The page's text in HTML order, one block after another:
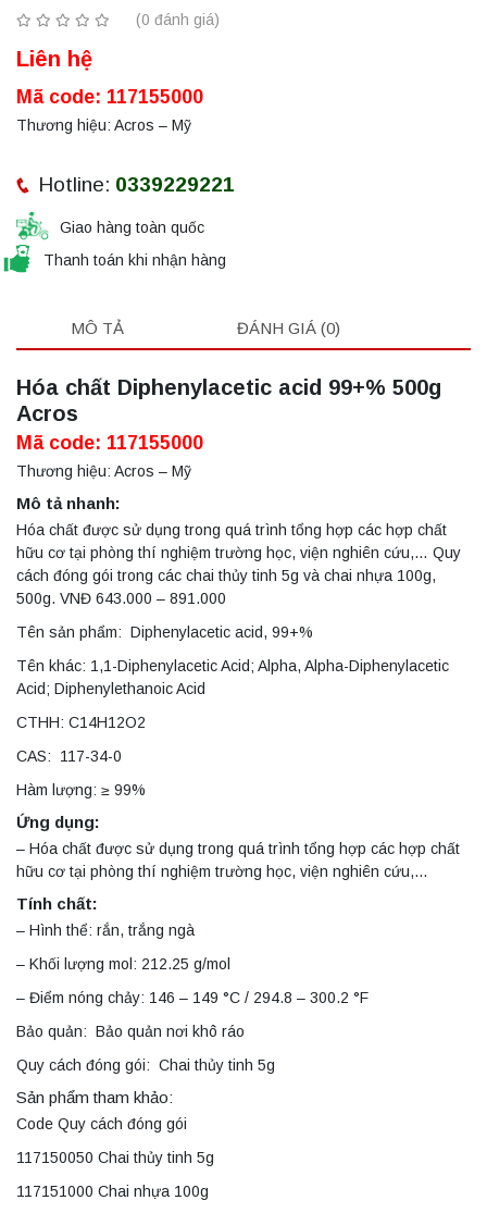
(0 đánh giá)
Liên hệ
Mã code: 117155000
Thương hiệu: Acros – Mỹ
Hotline: 0339229221
Giao hàng toàn quốc
Thanh toán khi nhận hàng
MÔ TẢ ĐÁNH GIÁ (0)
Hóa chất Diphenylacetic acid 99+% 500g
Acros
Mã code: 117155000
Thương hiệu: Acros – Mỹ
Mô tả nhanh:
Hóa chất được sử dụng trong quá trình tổng hợp các hợp chất
hữu cơ tại phòng thí nghiệm trường học, viện nghiên cứu,… Quy
cách đóng gói trong các chai thủy tinh 5g và chai nhựa 100g,
500g. VNĐ 643.000 – 891.000
Tên sản phẩm: Diphenylacetic acid, 99+%
Tên khác: 1,1-Diphenylacetic Acid; Alpha, Alpha-Diphenylacetic
Acid; Diphenylethanoic Acid
CTHH: C14H12O2
CAS: 117-34-0
Hàm lượng: ≥ 99%
Ứng dụng:
– Hóa chất được sử dụng trong quá trình tổng hợp các hợp chất
hữu cơ tại phòng thí nghiệm trường học, viện nghiên cứu,…
Tính chất:
– Hình thể: rắn, trắng ngà
– Khối lượng mol: 212.25 g/mol
– Điểm nóng chảy: 146 – 149 °C / 294.8 – 300.2 °F
Bảo quản: Bảo quản nơi khô ráo
Quy cách đóng gói: Chai thủy tinh 5g
Sản phẩm tham khảo:
Code Quy cách đóng gói
117150050 Chai thủy tinh 5g
117151000 Chai nhựa 100g